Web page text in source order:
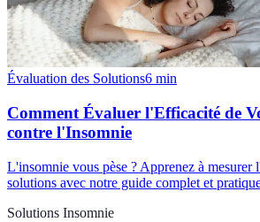
Évaluation des Solutions6 min
Comment Évaluer l'Efficacité de
contre l'Insomnie
L'insomnie vous pèse ? Apprenez à mesurer
solutions avec notre guide complet et
Solutions Insomnie